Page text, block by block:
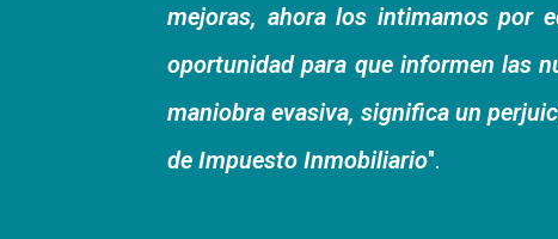
mejoras, ahora los intimamos por
oportunidad para que informen las
maniobra evasiva, significa un
de Impuesto Inmobiliario".